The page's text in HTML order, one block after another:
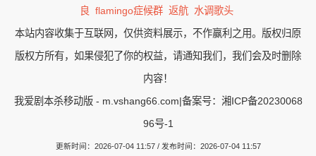
良 flamingo症候群 返航 水调歌头
本站内容收集于互联网，仅供资料展示，不作赢利之用。版权归原
版权方所有，如果侵犯了你的权益，请通知我们，我们会及时删除
内容！
我爱剧本杀移动版 - m.vshang66.com|备案号：湘ICP备20230068
96号-1
更新时间：2026-07-04 11:57 / 发布时间：2026-07-04 11:57